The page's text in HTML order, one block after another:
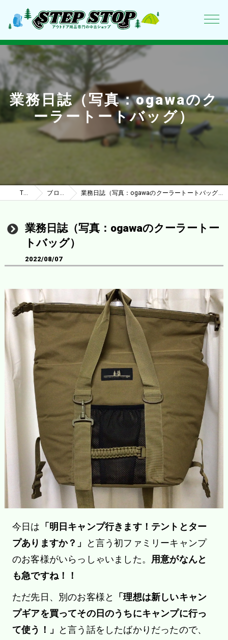
業務日誌（写真：ogawaのク
ーラートートバッグ）
TOP ブログ 業務日誌（写真：ogawaのクーラートートバッグ）
業務日誌（写真：ogawaのクーラートー
トバッグ）
2022/08/07
今日は 「明日キャンプ行きます！テントとター
プありますか？」
と言う初ファミリーキャンプ
のお客様がいらっしゃいました。 用意がなんと
も急ですね！！
ただ先日、別のお客様と
「理想は新しいキャン
プギアを買ってその日のうちにキャンプに行っ
て使う！」
と言う話をしたばかりだったので、